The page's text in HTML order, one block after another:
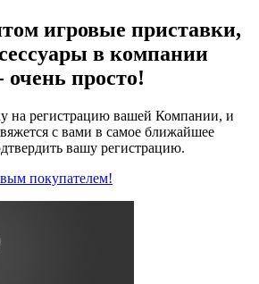
игровые приставки,
в компании
просто!
на регистрацию вашей Компании, и
с вами в самое ближайшее
вашу регистрацию.
покупателем!